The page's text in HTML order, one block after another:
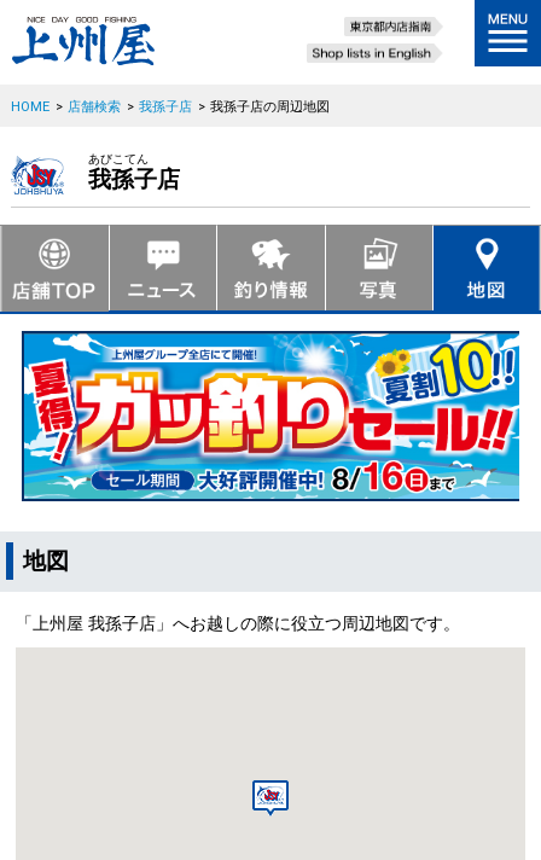
HOME > 店舗検索 > 我孫子店 > 我孫子店の周辺地図
あびこてん
我孫子店
地図
「上州屋 我孫子店」へお越しの際に役立つ周辺地図です。